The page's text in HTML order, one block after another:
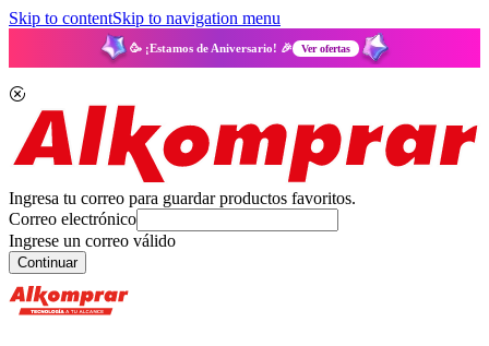
Skip to contentSkip to navigation menu
🥳 ¡Estamos de Aniversario! 🎉 Ver ofertas
Ingresa tu correo para guardar productos favoritos.
Correo electrónico
Ingrese un correo válido
Continuar